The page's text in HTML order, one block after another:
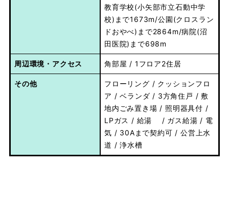
教育学校(小矢部市立石動中学
校)まで1673m/公園(クロスラン
ドおやべ)まで2864m/病院(沼
田医院)まで698m
周辺環境・アクセス 角部屋 / 1フロア2住居
その他
フローリング / クッションフロ
ア / ベランダ / 3方角住戸 / 敷
地内ごみ置き場 / 照明器具付 /
LPガス / 給湯 / ガス給湯 / 電
気 / 30Aまで契約可 / 公営上水
道 / 浄水槽